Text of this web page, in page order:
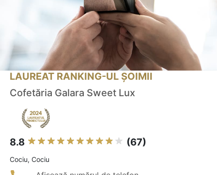
LAUREAT RANKING-UL ȘOIMII
Cofetăria Galara Sweet Lux
8.8 (67)
Cociu, Cociu